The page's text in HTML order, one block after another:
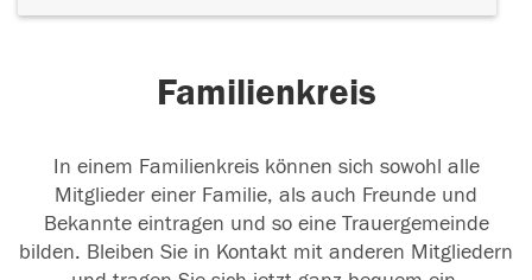
Familienkreis
In einem Familienkreis können sich sowohl alle
Mitglieder einer Familie, als auch Freunde und
Bekannte eintragen und so eine Trauergemeinde
bilden. Bleiben Sie in Kontakt mit anderen Mitgliedern